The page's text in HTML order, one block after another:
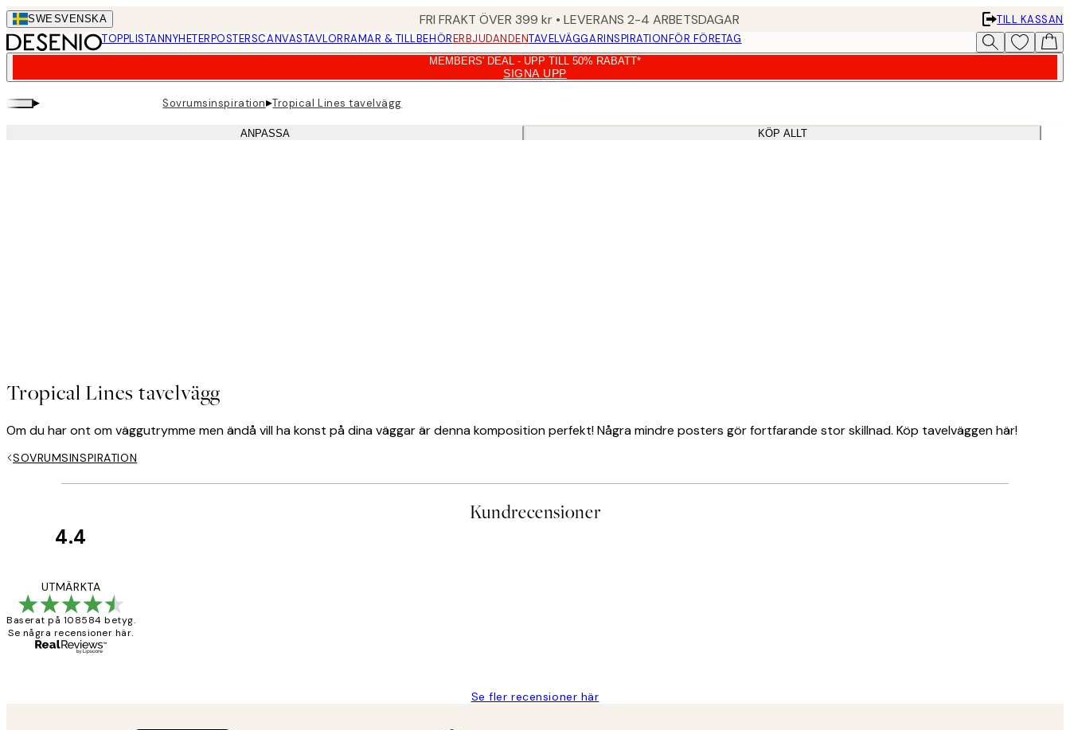
Skip
to
main
SWESVENSKA FRI FRAKT ÖVER 399 kr • LEVERANS 2-4 ARBETSDAGAR
TILL KASSAN
TOPPLISTANNYHETERPOSTERSCANVASTAVLORRAMAR & TILLBEHÖRERBJUDANDENTAVELVÄGGARINSPIRATIONFÖR FÖRETAG
MEMBERS' DEAL - UPP TILL 50% RABATT*
SIGNA UPP
▸ Sovrumsinspiration▸Tropical Lines tavelvägg
ANPASSA KÖP ALLT
Tropical Lines tavelvägg
Om du har ont om väggutrymme men ändå vill ha konst på dina väggar är denna komposition perfekt! Några mindre posters gör fortfarande stor skillnad. Köp tavelväggen här!
SOVRUMSINSPIRATION
Kundrecensioner
4.4
UTMÄRKTA
Baserat på 108584 betyg.
Se några recensioner här.
Se fler recensioner här